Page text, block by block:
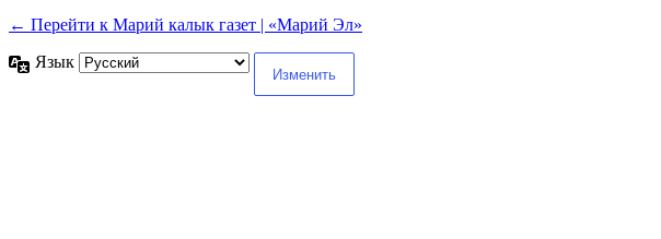
← Перейти к Марий калык газет | «Марий Эл»
Язык